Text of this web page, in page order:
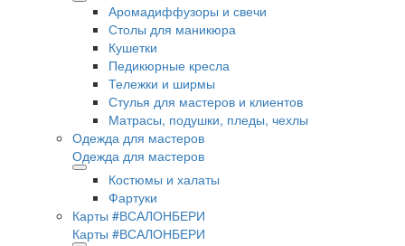
Аромадиффузоры и свечи
Столы для маникюра
Кушетки
Педикюрные кресла
Тележки и ширмы
Стулья для мастеров и клиентов
Матрасы, подушки, пледы, чехлы
Одежда для мастеров
Одежда для мастеров
Костюмы и халаты
Фартуки
Карты #ВСАЛОНБЕРИ
Карты #ВСАЛОНБЕРИ